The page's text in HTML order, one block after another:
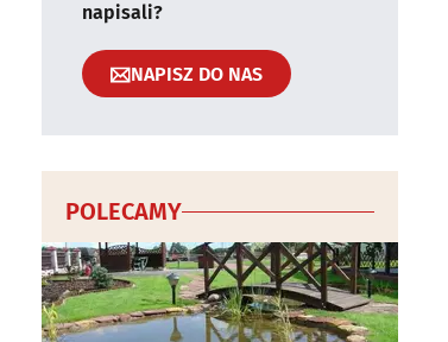
napisali?
NAPISZ DO NAS
POLECAMY